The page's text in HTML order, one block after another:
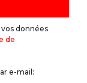
données
de
e-mail: